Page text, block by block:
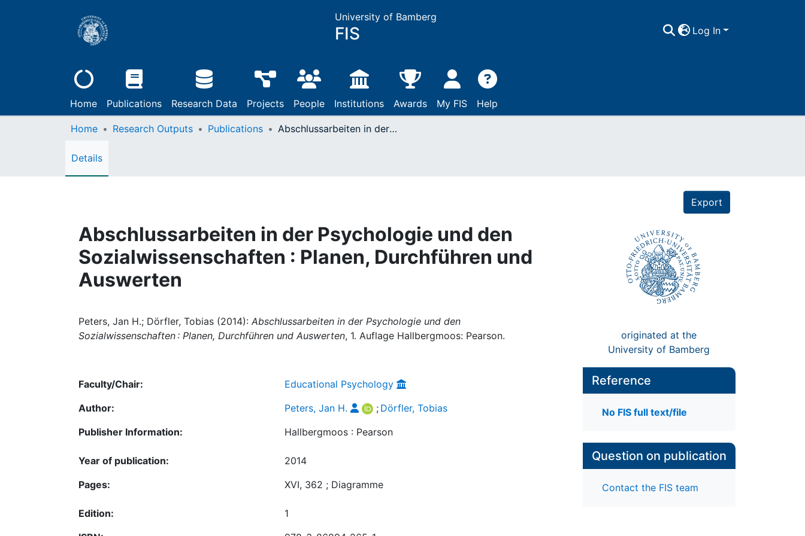
University of Bamberg
FIS Log In
Home Publications Research Data Projects People Institutions Awards My FIS Help
Home Research Outputs Publications Abschlussarbeiten in der Psychologie und den Sozialwissenschaften : Planen, Durchführen und Auswerten
Details
Export
Abschlussarbeiten in der Psychologie und den
Sozialwissenschaften : Planen, Durchführen und
Auswerten
Peters, Jan H.; Dörfler, Tobias (2014): Abschlussarbeiten in der Psychologie und den
Sozialwissenschaften : Planen, Durchführen und Auswerten, 1. Auflage Hallbergmoos: Pearson.
originated at the
University of Bamberg
Faculty/Chair:
Educational Psychology
Author:
Peters, Jan H. ; Dörfler, Tobias
Publisher Information:
Hallbergmoos : Pearson
Year of publication:
2014
Pages:
XVI, 362 ; Diagramme
Edition:
1
Reference
No FIS full text/file
Question on publication
Contact the FIS team